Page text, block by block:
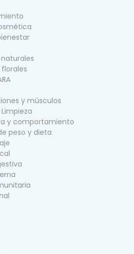
florales
y músculos
y comportamiento
peso y dieta